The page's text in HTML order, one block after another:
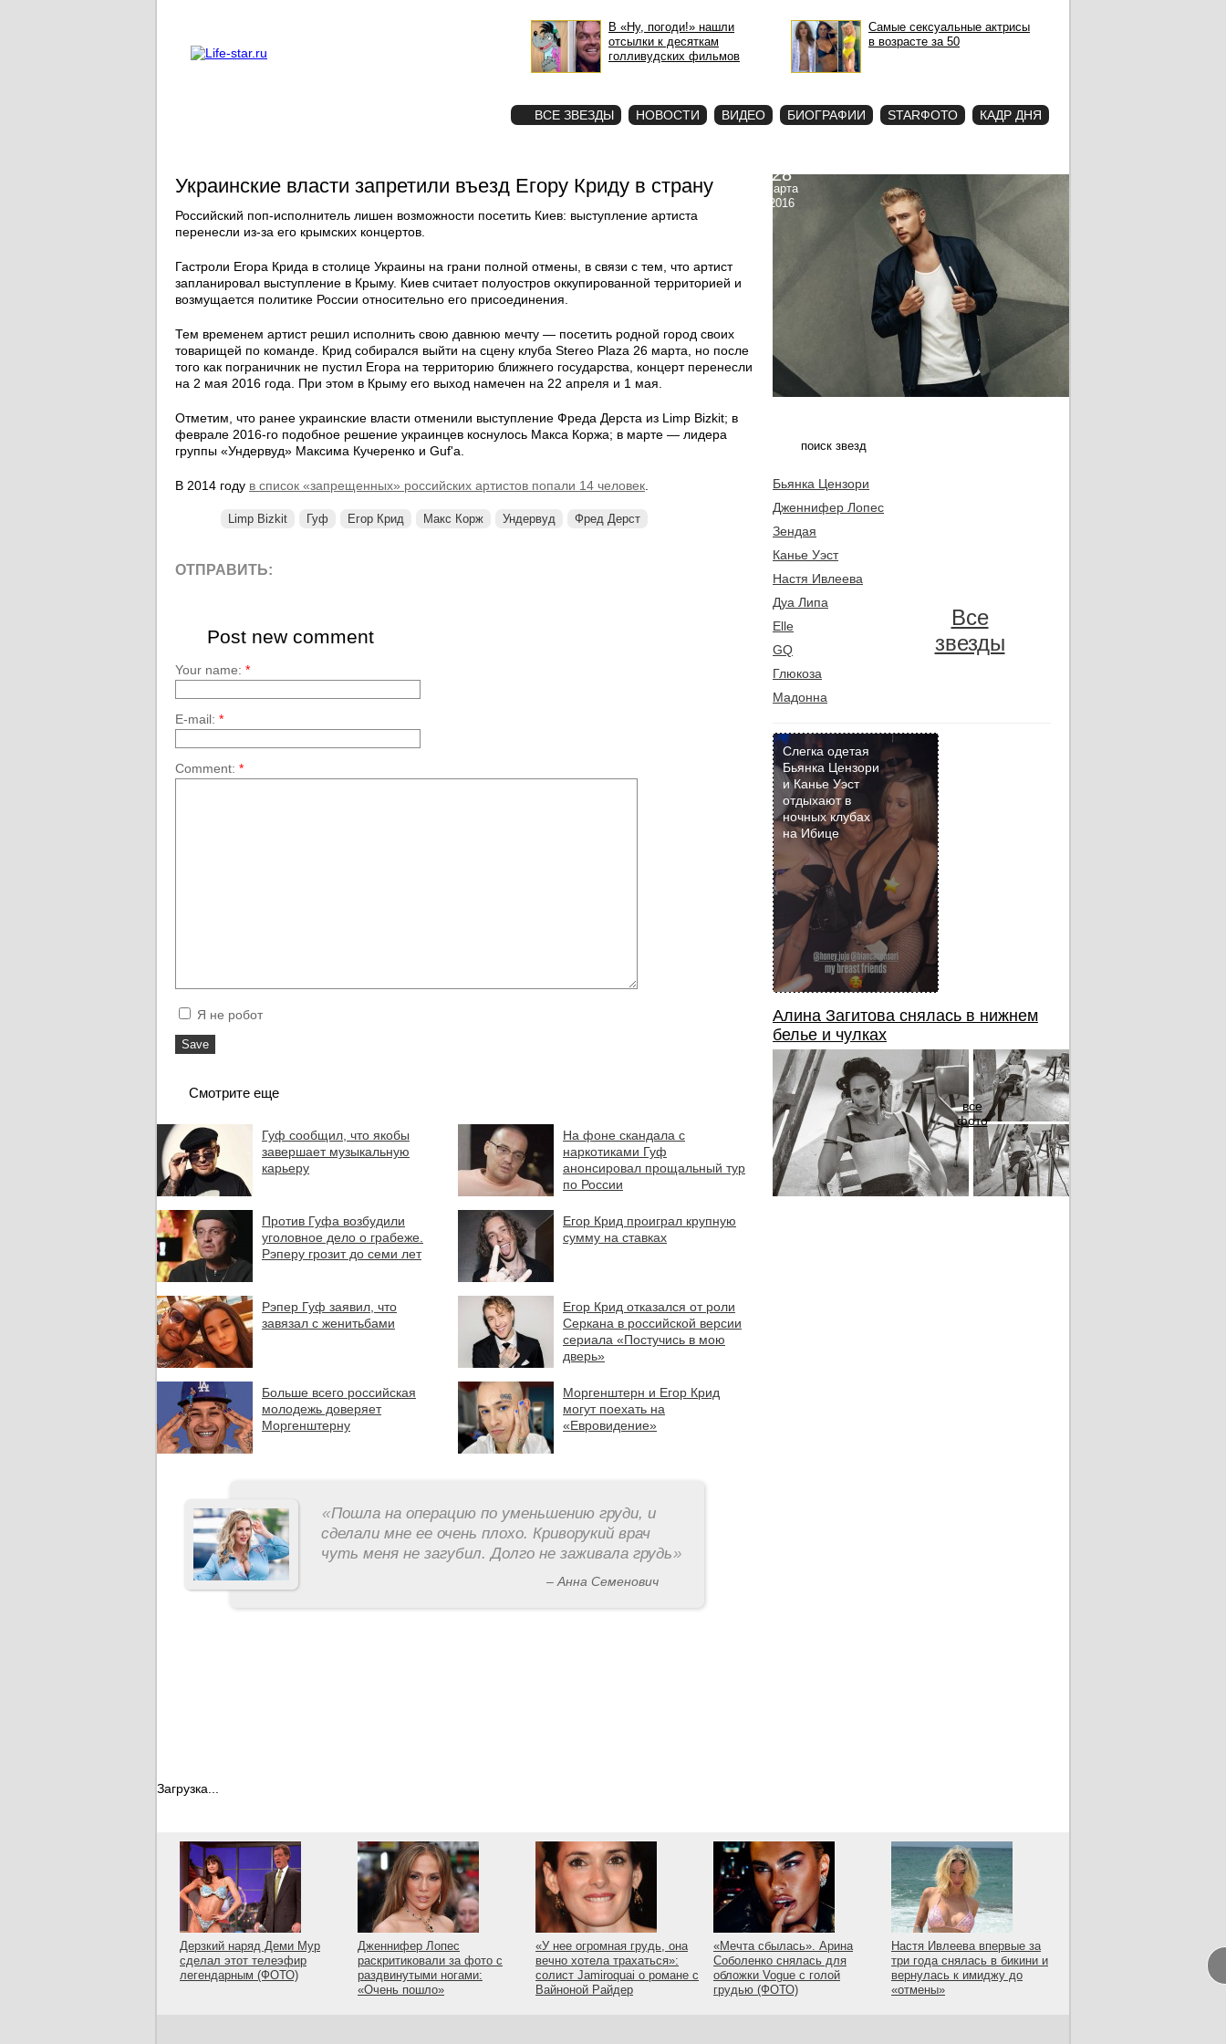
В «Ну, погоди!» нашли
отсылки к десяткам
голливудских фильмов
Самые сексуальные актрисы
в возрасте за 50
ВСЕ ЗВЕЗДЫ НОВОСТИ ВИДЕО БИОГРАФИИ STARФОТО КАДР ДНЯ
Украинские власти запретили въезд Егору Криду в страну
Российский поп-исполнитель лишен возможности посетить Киев: выступление артиста
перенесли из-за его крымских концертов.
Гастроли Егора Крида в столице Украины на грани полной отмены, в связи с тем, что артист
запланировал выступление в Крыму. Киев считает полуостров оккупированной территорией и
возмущается политике России относительно его присоединения.
Тем временем артист решил исполнить свою давнюю мечту — посетить родной город своих
товарищей по команде. Крид собирался выйти на сцену клуба Stereo Plaza 26 марта, но после
того как пограничник не пустил Егора на территорию ближнего государства, концерт перенесли
на 2 мая 2016 года. При этом в Крыму его выход намечен на 22 апреля и 1 мая.
Отметим, что ранее украинские власти отменили выступление Фреда Дерста из Limp Bizkit; в
феврале 2016-го подобное решение украинцев коснулось Макса Коржа; в марте — лидера
группы «Ундервуд» Максима Кучеренко и Guf'а.
В 2014 году в список «запрещенных» российских артистов попали 14 человек
Limp Bizkit Гуф Егор Крид Макс Корж Ундервуд Фред Дерст
ОТПРАВИТЬ:
Post new comment
Your name: *
E-mail: *
Comment: *
Я не робот
Смотрите еще
Гуф сообщил, что якобы
завершает музыкальную
карьеру
На фоне скандала с
наркотиками Гуф
анонсировал прощальный тур
по России
Против Гуфа возбудили
уголовное дело о грабеже.
Рэперу грозит до семи лет
Егор Крид проиграл крупную
сумму на ставках
Рэпер Гуф заявил, что
завязал с женитьбами
Егор Крид отказался от роли
Серкана в российской версии
сериала «Постучись в мою
дверь»
Больше всего российская
молодежь доверяет
Моргенштерну
Моргенштерн и Егор Крид
могут поехать на
«Евровидение»
«Пошла на операцию по уменьшению груди, и
сделали мне ее очень плохо. Криворукий врач
чуть меня не загубил. Долго не заживала грудь»
– Анна Семенович
Загрузка...
28
марта
2016
Бьянка Цензори
Дженнифер Лопес
Зендая
Канье Уэст
Настя Ивлеева
Дуа Липа
Elle
GQ
Глюкоза
Мадонна
Все
звезды
Слегка одетая
Бьянка Цензори
и Канье Уэст
отдыхают в
ночных клубах
на Ибице
Алина Загитова снялась в нижнем
белье и чулках
все
фото
Дерзкий наряд Деми Мур
сделал этот телеэфир
легендарным (ФОТО)
Дженнифер Лопес
раскритиковали за фото с
раздвинутыми ногами:
«Очень пошло»
«У нее огромная грудь, она
вечно хотела трахаться»:
солист Jamiroquai о романе с
Вайноной Райдер
«Мечта сбылась». Арина
Соболенко снялась для
обложки Vogue с голой
грудью (ФОТО)
Настя Ивлеева впервые за
три года снялась в бикини и
вернулась к имиджу до
«отмены»